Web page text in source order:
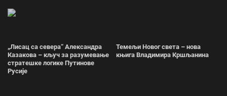
„Лисац са севера“ Александра
Казакова – кључ за разумевање
стратешке логике Путинове
Русије
Темељи Новог света – нова
књига Владимира Кршљанина